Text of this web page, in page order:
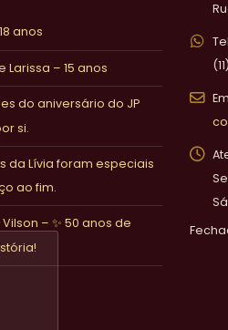
anos
Larissa – 15 anos
do aniversário do JP
si.
da Lívia foram especiais
ao fim.
– ✨ 50 anos de